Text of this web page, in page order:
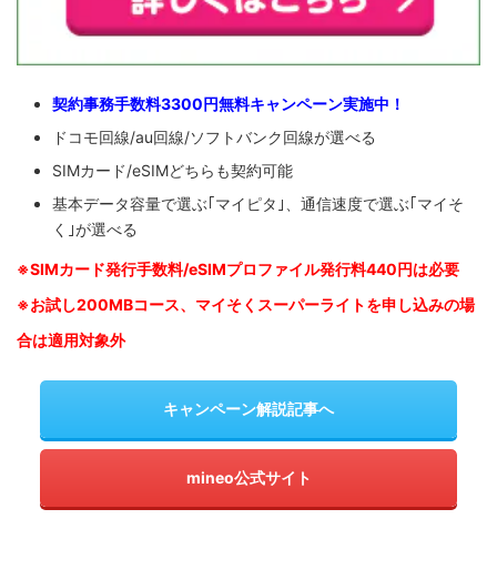
契約事務手数料3300円無料キャンペーン実施中！
ドコモ回線/au回線/ソフトバンク回線が選べる
SIMカード/eSIMどちらも契約可能
基本データ容量で選ぶ｢マイピタ｣、通信速度で選ぶ｢マイそ
く｣が選べる
※SIMカード発行手数料/eSIMプロファイル発行料440円は必要
※お試し200MBコース、マイそくスーパーライトを申し込みの場
合は適用対象外
キャンペーン解説記事へ
mineo公式サイト